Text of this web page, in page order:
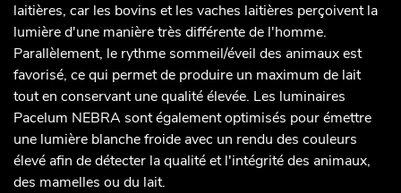
laitières, car les bovins et les vaches laitières perçoivent la
lumière d'une manière très différente de l'homme.
Parallèlement, le rythme sommeil/éveil des animaux est
favorisé, ce qui permet de produire un maximum de lait
tout en conservant une qualité élevée. Les luminaires
Pacelum NEBRA sont également optimisés pour émettre
une lumière blanche froide avec un rendu des couleurs
élevé afin de détecter la qualité et l'intégrité des animaux,
des mamelles ou du lait.